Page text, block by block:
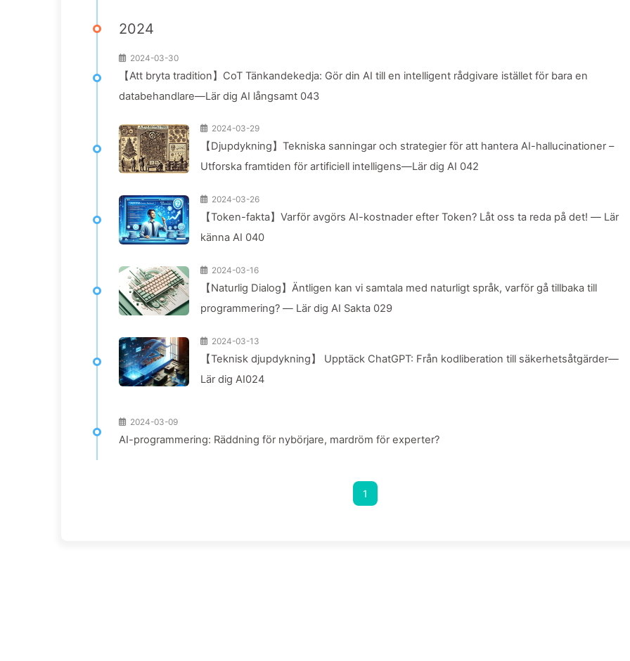
2024
2024-03-30
【Att bryta tradition】CoT Tänkandekedja: Gör din AI till en intelligent rådgivare istället för bara en
databehandlare—Lär dig AI långsamt 043
2024-03-29
【Djupdykning】Tekniska sanningar och strategier för att hantera AI-hallucinationer –
Utforska framtiden för artificiell intelligens—Lär dig AI 042
2024-03-26
【Token-fakta】Varför avgörs AI-kostnader efter Token? Låt oss ta reda på det! — Lär
känna AI 040
2024-03-16
【Naturlig Dialog】Äntligen kan vi samtala med naturligt språk, varför gå tillbaka till
programmering? — Lär dig AI Sakta 029
2024-03-13
【Teknisk djupdykning】 Upptäck ChatGPT: Från kodliberation till säkerhetsåtgärder—
Lär dig AI024
2024-03-09
AI-programmering: Räddning för nybörjare, mardröm för experter?
1